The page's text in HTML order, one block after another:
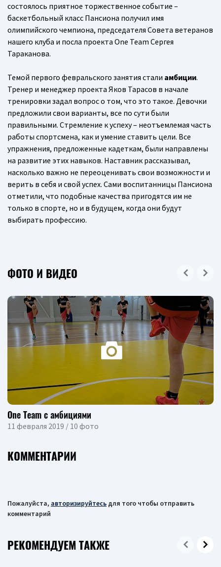
состоялось приятное торжественное событие –
баскетбольный класс Пансиона получил имя
олимпийского чемпиона, председателя Совета ветеранов
нашего клуба и посла проекта One Team Сергея
Тараканова.
Темой первого февральского занятия стали амбиции.
Тренер и менеджер проекта Яков Тарасов в начале
тренировки задал вопрос о том, что это такое. Девочки
предложили свои варианты, все по сути были
правильными. Стремление к успеху – неотъемлемая часть
работы спортсмена, как и умение ставить цели. Все
упражнения, предложенные кадеткам, были направлены
на развитие этих навыков. Наставник рассказывал,
насколько важно не переоценивать свои возможности и
верить в себя и свой успех. Сами воспитанницы Пансиона
отметили, что подобные качества пригодятся им не
только в спорте, но и в будущем, когда они будут
выбирать профессию.
ФОТО И ВИДЕО
One Team с амбициями
11 февраля 2019 / 10 фото
КОММЕНТАРИИ
Пожалуйста, авторизируйтесь для того чтобы отправить
комментарий
РЕКОМЕНДУЕМ ТАКЖЕ